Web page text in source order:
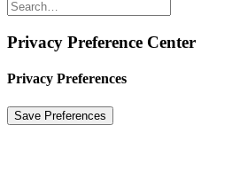
Privacy Preference Center
Privacy Preferences